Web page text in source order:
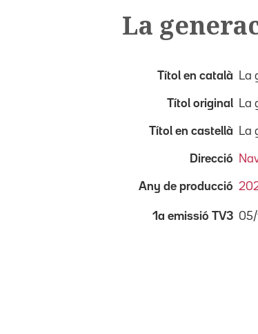
La
Títol en català La
Títol original La
Títol en castellà La
Direcció
Any de producció
1a emissió TV3